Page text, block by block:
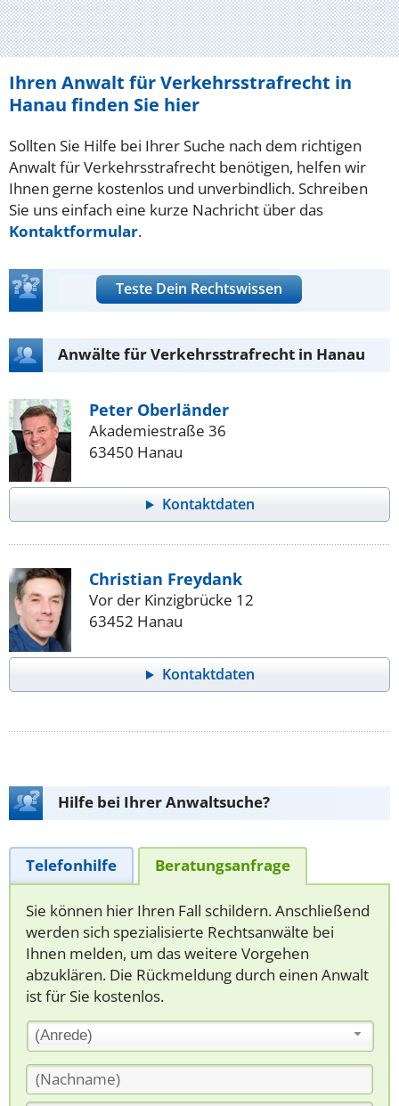
Ihren Anwalt für Verkehrsstrafrecht in
Hanau finden Sie hier
Sollten Sie Hilfe bei Ihrer Suche nach dem richtigen
Anwalt für Verkehrsstrafrecht benötigen, helfen wir
Ihnen gerne kostenlos und unverbindlich. Schreiben
Sie uns einfach eine kurze Nachricht über das
Kontaktformular.
Teste Dein Rechtswissen
Anwälte für Verkehrsstrafrecht in Hanau
Peter Oberländer
Akademiestraße 36
63450 Hanau
Kontaktdaten
Christian Freydank
Vor der Kinzigbrücke 12
63452 Hanau
Kontaktdaten
Hilfe bei Ihrer Anwaltsuche?
Telefonhilfe Beratungsanfrage
Sie können hier Ihren Fall schildern. Anschließend
werden sich spezialisierte Rechtsanwälte bei
Ihnen melden, um das weitere Vorgehen
abzuklären. Die Rückmeldung durch einen Anwalt
ist für Sie kostenlos.
(Anrede)